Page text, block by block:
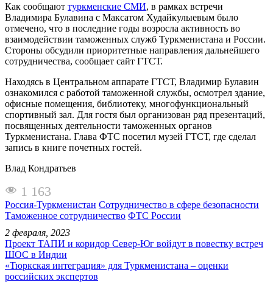
Как сообщают туркменские СМИ, в рамках встречи
Владимира Булавина с Максатом Худайкулыевым было
отмечено, что в последние годы возросла активность во
взаимодействии таможенных служб Туркменистана и России.
Стороны обсудили приоритетные направления дальнейшего
сотрудничества, сообщает сайт ГТСТ.
Находясь в Центральном аппарате ГТСТ, Владимир Булавин
ознакомился с работой таможенной службы, осмотрел здание,
офисные помещения, библиотеку, многофункциональный
спортивный зал. Для гостя был организован ряд презентаций,
посвященных деятельности таможенных органов
Туркменистана. Глава ФТС посетил музей ГТСТ, где сделал
запись в книге почетных гостей.
Влад Кондратьев
1 163
Россия-Туркменистан Сотрудничество в сфере безопасности
Таможенное сотрудничество ФТС России
2 февраля, 2023
Проект ТАПИ и коридор Север-Юг войдут в повестку встреч
ШОС в Индии
«Тюркская интеграция» для Туркменистана – оценки
российских экспертов